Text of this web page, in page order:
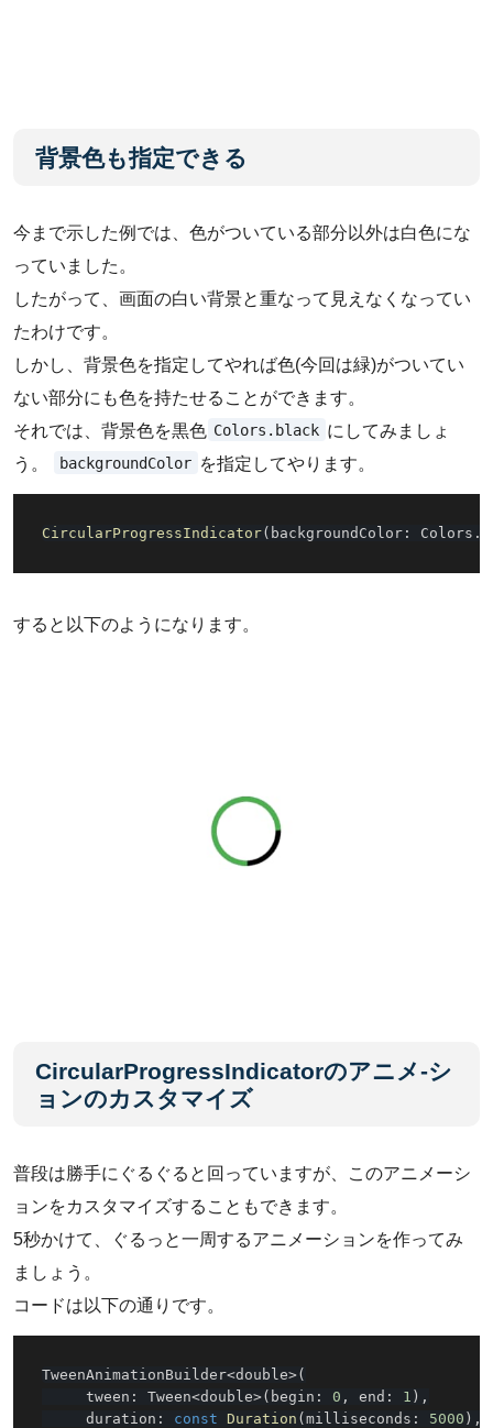
背景色も指定できる
今まで示した例では、色がついている部分以外は白色にな
っていました。
したがって、画面の白い背景と重なって見えなくなってい
たわけです。
しかし、背景色を指定してやれば色(今回は緑)がついてい
ない部分にも色を持たせることができます。
それでは、背景色を黒色 Colors.black にしてみましょ
う。
backgroundColor を指定してやります。
CircularProgressIndicator( backgroundColor : Colors .
すると以下のようになります。
CircularProgressIndicatorのアニメ-シ
ョンのカスタマイズ
普段は勝手にぐるぐると回っていますが、このアニメーシ
ョンをカスタマイズすることもできます。
5秒かけて、ぐるっと一周するアニメーションを作ってみ
ましょう。
コードは以下の通りです。
TweenAnimationBuilder<double>(
     tween
: Tween<double>( begin : 0 , end : 1 ) ,
     duration
: const Duration (milliseconds : 5000 ) ,